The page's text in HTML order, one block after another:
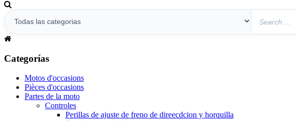
Categorías
Motos d'occasions
Pièces d'occasions
Partes de la moto
Controles
Perillas de ajuste de freno de direecdcion y horquilla